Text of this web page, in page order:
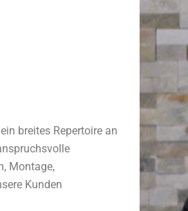
breites Repertoire an
Montage,
Kunden